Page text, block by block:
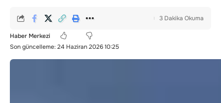
Son güncelleme: 24 Haziran 2026 10:25
Haber Merkezi
3 Dakika Okuma